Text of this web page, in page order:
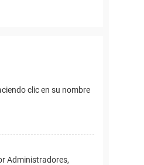
clic en su nombre
Administradores,